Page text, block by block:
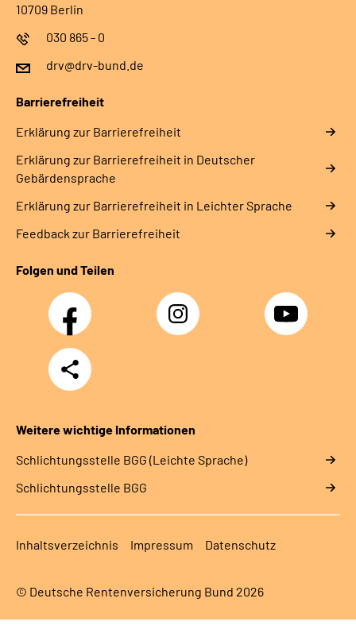
10709 Berlin
030 865 - 0
drv@drv-bund.de
Barrierefreiheit
Erklärung zur Barrierefreiheit
Erklärung zur Barrierefreiheit in Deutscher
Gebärdensprache
Erklärung zur Barrierefreiheit in Leichter Sprache
Feedback zur Barrierefreiheit
Folgen und Teilen
Facebook Instagram YouTube
Teilen
Weitere wichtige Informationen
Schlich­tungs­stel­le BGG (Leichte Sprache)
Schlich­tungs­stel­le BGG
Inhaltsverzeichnis Impressum Datenschutz
© Deutsche Rentenversicherung Bund 2026